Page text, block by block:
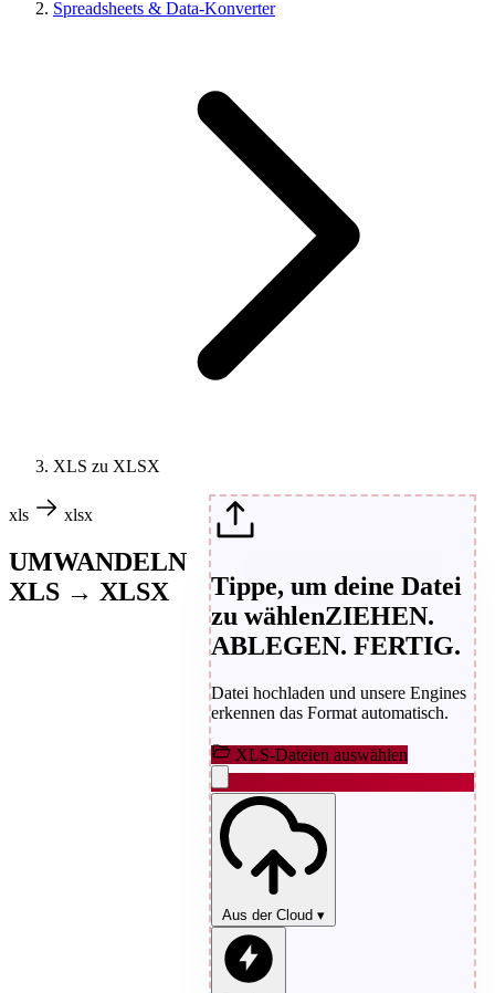
Spreadsheets & Data-Konverter
XLS zu XLSX
xls xlsx
UMWANDELN
XLS → XLSX
Tippe, um deine Datei
zu wählenZIEHEN.
ABLEGEN. FERTIG.
Datei hochladen und unsere Engines
erkennen das Format automatisch.
XLS-Dateien auswählen
Aus der Cloud ▾